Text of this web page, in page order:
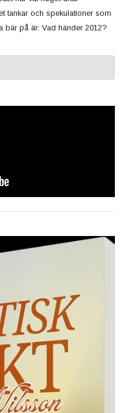
tankar och spekulationer som
bär på är: Vad händer 2012?